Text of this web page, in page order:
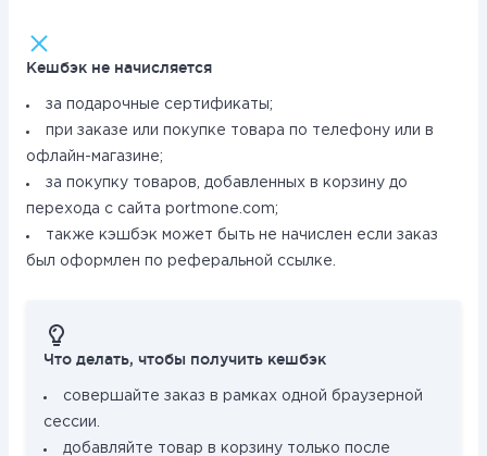
Кешбэк не начисляется
за подарочные сертификаты;
при заказе или покупке товара по телефону или в
офлайн-магазине;
за покупку товаров, добавленных в корзину до
перехода с сайта portmone.com;
также кэшбэк может быть не начислен если заказ
был оформлен по реферальной ссылке.
Что делать, чтобы получить кешбэк
совершайте заказ в рамках одной браузерной
сессии.
добавляйте товар в корзину только после